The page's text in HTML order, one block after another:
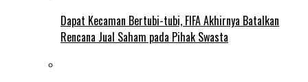
Dapat Kecaman Bertubi-tubi, FIFA Akhirnya Batalkan
Rencana Jual Saham pada Pihak Swasta